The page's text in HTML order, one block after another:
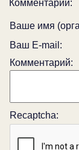
Комментарии:
Ваше имя
Ваш E-mail:
Комментарий:
Recaptcha: